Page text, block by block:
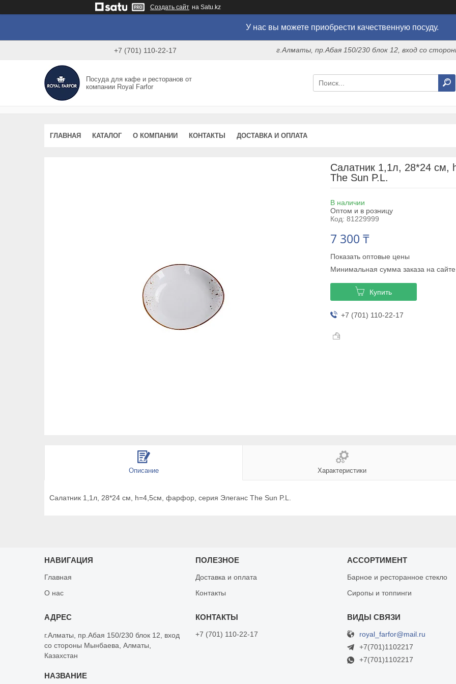
Создать сайт на Satu.kz
У нас вы можете приобрести качественную посуду.
+7 (701) 110-22-17 г.Алматы, пр.Абая 150/230 блок 12, вход со
Посуда для кафе и ресторанов от
компании Royal Farfor
ГЛАВНАЯ КАТАЛОГ О КОМПАНИИ КОНТАКТЫ ДОСТАВКА И ОПЛАТА
Салатник 1,1л, 28*24 см,
The Sun P.L.
В наличии
Оптом и в розницу
Код: 81229999
7 300 ₸
Показать оптовые цены
Минимальная сумма заказа на
Купить
+7 (701) 110-22-17
Описание Характеристики
Салатник 1,1л, 28*24 см, h=4,5см, фарфор, серия Элеганс The Sun P.L.
НАВИГАЦИЯ
Главная
О нас
ПОЛЕЗНОЕ
Доставка и оплата
Контакты
АССОРТИМЕНТ
Барное и ресторанное стекло
Сиропы и топпинги
г.Алматы, пр.Абая 150/230 блок 12, вход
со стороны Мынбаева, Алматы,
Казахстан
+7 (701) 110-22-17
royal_farfor@mail.ru
+7(701)1102217
+7(701)1102217